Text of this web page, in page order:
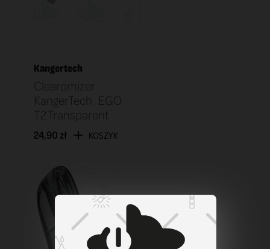
Kangertech
Clearomizer
KangerTech EGO
T2 Transparent
24,90 zł KOSZYK